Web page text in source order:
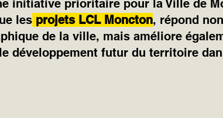
initiative prioritaire pour la Ville de
les projets LCL Moncton, répond
de la ville, mais améliore
développement futur du territoire